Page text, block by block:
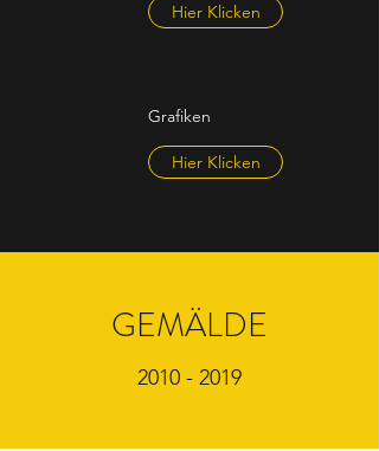
Hier Klicken
Grafiken
Hier Klicken
GEMÄLDE
2010 - 2019